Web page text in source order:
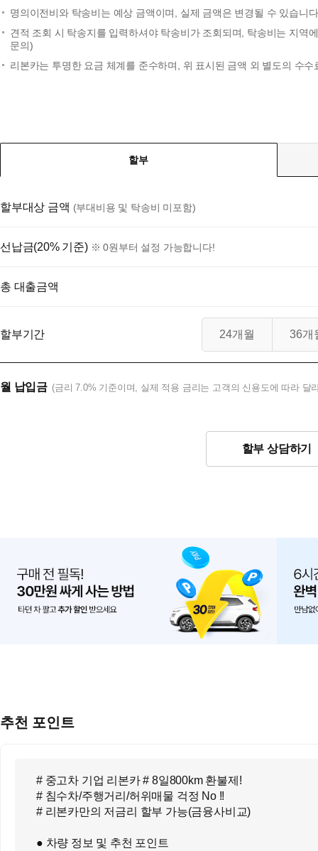
명의이전비와 탁송비는 예상 금액이며, 실제 금액은 변경될 수 있습니
견적 조회 시 탁송지를 입력하셔야 탁송비가 조회되며, 탁송비는 지역
문의)
리본카는 투명한 요금 체계를 준수하며, 위 표시된 금액 외 별도의 수
할부
할부대상 금액 (부대비용 및 탁송비 미포함)
선납금(20% 기준) ※ 0원부터 설정 가능합니다!
총 대출금액
할부기간 24개월 36개
월 납입금 (금리 7.0% 기준이며, 실제 적용 금리는 고객의 신용도에 따라 달
할부 상담하기
추천 포인트
# 중고차 기업 리본카 # 8일800km 환불제!
# 침수차/주행거리/허위매물 걱정 No !!
# 리본카만의 저금리 할부 가능(금융사비교)
● 차량 정보 및 추천 포인트